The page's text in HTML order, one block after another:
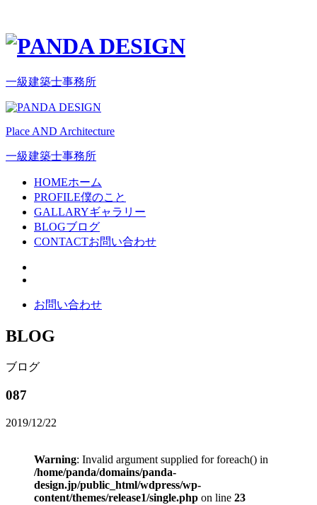
一級建築士事務所
Place AND Architecture
一級建築士事務所
HOMEホーム
PROFILE僕のこと
GALLARYギャラリー
BLOGブログ
CONTACTお問い合わせ
お問い合わせ
BLOG
ブログ
087
2019/12/22
Warning: Invalid argument supplied for foreach() in
/home/panda/domains/panda-
design.jp/public_html/wdpress/wp-
content/themes/release1/single.php on line 23